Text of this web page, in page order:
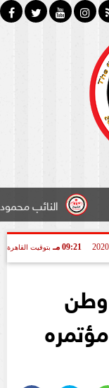
النائب محمود سامي
09:21 مـ بتوقيت القاهرة